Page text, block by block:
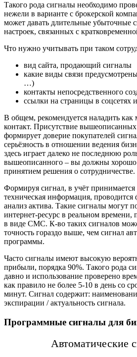
Такого рода сигналы необходимо
нежели в варианте с брокерской
может давать длительные убыточные
настроек, связанных с
Что нужно учитывать при таком
вид сайта, продающий сигналы
какие виды связи
…)
контакты непосредственного
ссылки на страницы в соцсетях
В общем, рекомендуется наладить
контакт. Присутствие вышеописанных
формирует доверие покупателей
серьёзность в отношении ведения
здесь играет далеко не последнюю
вышеописанного – вы должны хорошо
принятием решения о сотрудничестве.
Формируя сигнал, в учёт принимается
техническая информация,
анализ актива. Такие сигналы могут
интернет-ресурс в рeальном времени,
в виде СМС. К-во таких сигналов
точность гораздо выше, чем сигнал
программы.
Часто сигналы имеют высокую
прибыли, порядка 90%. Такого рода
давно и использование проверено
как правило не более 5-10 в день со
минут. Сигнал содержит:
экспирации / актуальность сигнала.
Программные сигналы для
Автомaтические